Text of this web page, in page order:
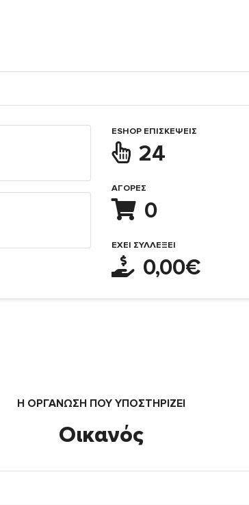
ESHOP ΕΠΙΣΚΈΨΕΙΣ
24
ΑΓΟΡΈΣ
0
ΈΧΕΙ ΣΥΛΛΈΞΕΙ
0,00€
Η ΟΡΓΆΝΩΣΗ ΠΟΥ ΥΠΟΣΤΗΡΙΖΕΙ
Οικανός